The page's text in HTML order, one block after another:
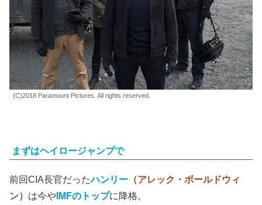
(C)2018 Paramount Pictures. All rights reserved.
まずはヘイロージャンプで
前回CIA長官だったハンリー （アレック・ボールドウィ
ン） は今や IMFのトップに降格。